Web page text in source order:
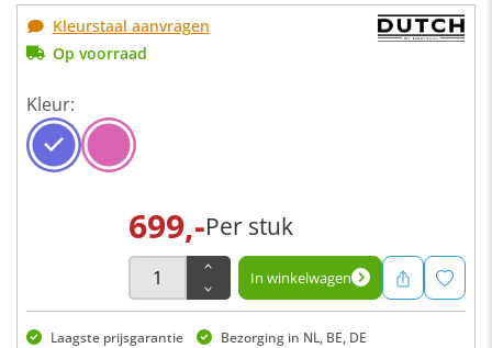
Kleurstaal aanvragen
Op voorraad
Kleur:
699,-Per stuk
In winkelwagen
Laagste prijsgarantie
Bezorging in NL, BE, DE